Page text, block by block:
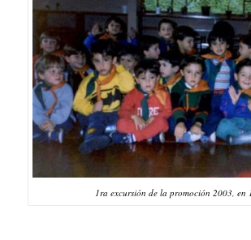
1ra excursión de la promoción 2003, en